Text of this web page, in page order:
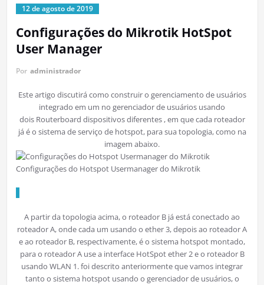
12 de agosto de 2019
Configurações do Mikrotik HotSpot
User Manager
Por administrador
Este artigo discutirá como construir o gerenciamento de usuários
integrado em um no gerenciador de usuários usando
dois Routerboard dispositivos diferentes , em que cada roteador
já é o sistema de serviço de hotspot, para sua topologia, como na
imagem abaixo.
Configurações do Hotspot Usermanager do Mikrotik
A partir da topologia acima, o roteador B já está conectado ao
roteador A, onde cada um usando o ether 3, depois ao roteador A
e ao roteador B, respectivamente, é o sistema hotspot montado,
para o roteador A use a interface HotSpot ether 2 e o roteador B
usando WLAN 1. foi descrito anteriormente que vamos integrar
tanto o sistema hotspot usando o gerenciador de usuários, o